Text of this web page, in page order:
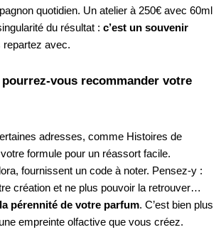
quotidien. Un atelier à 250€ avec 60ml
du résultat : c’est un souvenir
repartez avec.
pourrez-vous recommander votre
adresses, comme Histoires de
formule pour un réassort facile.
fournissent un code à noter. Pensez-y :
création et ne plus pouvoir la retrouver…
pérennité de votre parfum. C’est bien plus
empreinte olfactive que vous créez.